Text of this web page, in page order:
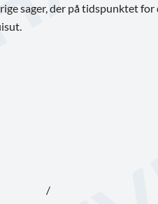
sager, der på tidspunktet
/